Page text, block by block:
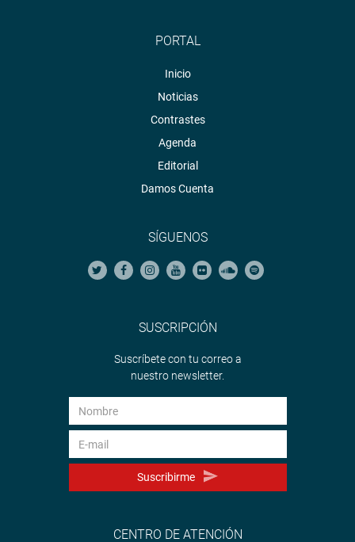
PORTAL
Inicio
Noticias
Contrastes
Agenda
Editorial
Damos Cuenta
SÍGUENOS
SUSCRIPCIÓN
Suscríbete con tu correo a
nuestro newsletter.
Suscribirme
CENTRO DE ATENCIÓN